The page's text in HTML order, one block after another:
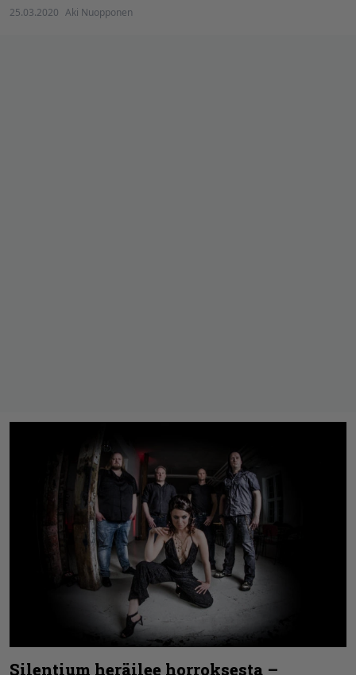
25.03.2020 Aki Nuopponen
Silentium heräilee horroksesta –